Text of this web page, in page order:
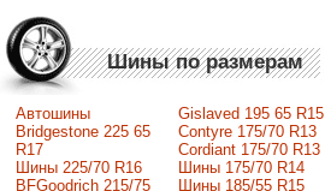
Шины по размерам
Автошины
Bridgestone 225 65
R17
Шины 225/70 R16
BFGoodrich 215/75
Gislaved 195 65 R15
Contyre 175/70 R13
Cordiant 175/70 R13
Шины 175/70 R14
Шины 185/55 R15